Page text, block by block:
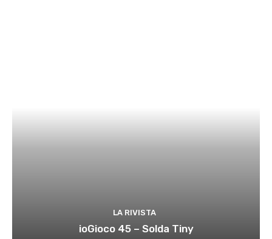
LA RIVISTA
ioGioco 45 – Solda Tiny